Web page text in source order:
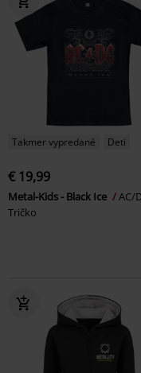
Takmer vypredané Deti
€ 19,99
Metal-Kids - Black Ice
AC/
Tričko